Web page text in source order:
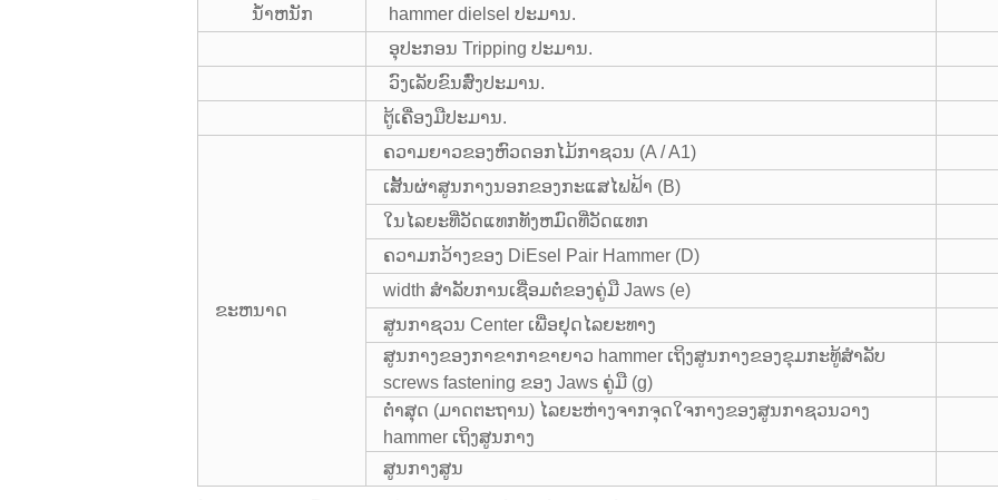
ນໍ້າຫນັກ
hammer dielsel ປະມານ.
ອຸປະກອນ Tripping ປະມານ.
ວົງເລັບຂົນສົ່ງປະມານ.
ຕູ້ເຄື່ອງມືປະມານ.
ຂະຫນາດ
ຄວາມຍາວຂອງຫົວດອກໄມ້ກາຊວນ (A / A1)
ເສັ້ນຜ່າສູນກາງນອກຂອງກະແສໄຟຟ້າ (B)
ໃນໄລຍະທີ່ວັດແທກທັງຫມົດທີ່ວັດແທກ
ຄວາມກວ້າງຂອງ DiEsel Pair Hammer (D)
width ສໍາລັບການເຊື່ອມຕໍ່ຂອງຄູ່ມື Jaws (e)
ສູນກາຊວນ Center ເພື່ອຢຸດໄລຍະທາງ
ສູນກາງຂອງກາຂາກາຂາຍາວ hammer ເຖິງສູນກາງຂອງຂຸມກະທູ້ສໍາລັບ
screws fastening ຂອງ Jaws ຄູ່ມື (g)
ຕ່ໍາສຸດ (ມາດຕະຖານ) ໄລຍະຫ່າງຈາກຈຸດໃຈກາງຂອງສູນກາຊວນວາງ
hammer ເຖິງສູນກາງ
ສູນກາງສູນ